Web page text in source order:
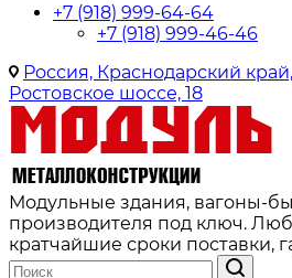
+7 (918) 999-64-64
+7 (918) 999-46-46
Россия, Краснодарский
Ростовское шоссе, 18
Модульные здания, вагоны-
производителя под ключ.
кратчайшие сроки поставки,